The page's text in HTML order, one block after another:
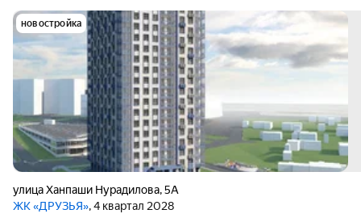
новостройка
улица Ханпаши Нурадилова,5А
ЖК «ДРУЗЬЯ», 4 квартал 2028